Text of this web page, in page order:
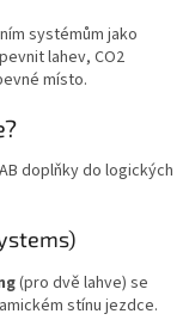
systémům jako
lahev, CO2
místo.
doplňky do logických
(pro dvě lahve) se
stínu jezdce.